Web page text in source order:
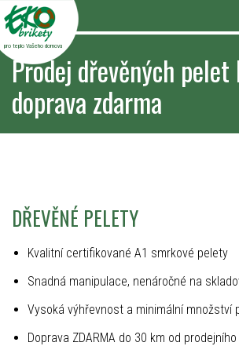
pro teplo Vašeho domova
Prodej dřevěných
doprava zdarma
DŘEVĚNÉ PELETY
Kvalitní certifikované A1 smrkové pelety
Snadná manipulace, nenáročné na
Vysoká výhřevnost a minimální množství
Doprava ZDARMA do 30 km od